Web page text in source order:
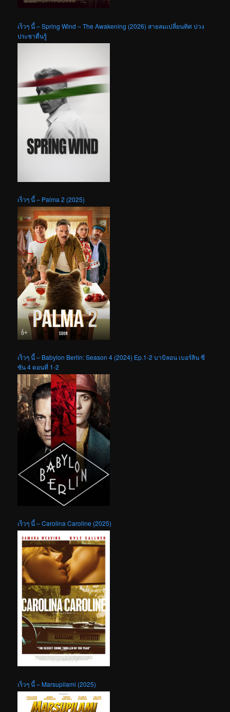
เร็วๆ นี้ – Spring Wind – The Awakening (2026) สายลมเปลี่ยนทิศ ปวง
ประชาตื่นรู้
เร็วๆ นี้ – Palma 2 (2025)
เร็วๆ นี้ – Babylon Berlin: Season 4 (2024) Ep.1-2 บาบิลอน เบอร์ลิน ซี
ซัน 4 ตอนที่ 1-2
เร็วๆ นี้ – Carolina Caroline (2025)
เร็วๆ นี้ – Marsupilami (2025)